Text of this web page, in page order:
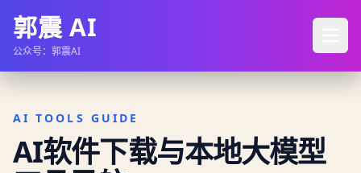
郭震 AI
公众号：郭震AI
AI TOOLS GUIDE
AI软件下载与本地大模型